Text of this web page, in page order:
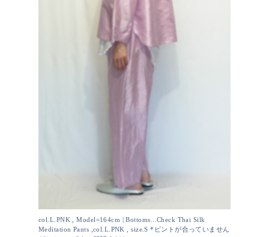
col.L.PNK , Model=164cm | Bottoms...Check Thai Silk
Meditation Pants ,col.L.PNK , size.S *ピントが合っていません